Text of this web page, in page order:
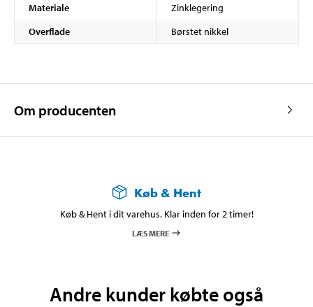
Materiale
Zinklegering
Overflade
Børstet nikkel
Om producenten
Køb & Hent
Køb & Hent i dit varehus. Klar inden for 2 timer!
LÆS MERE
Andre kunder købte også